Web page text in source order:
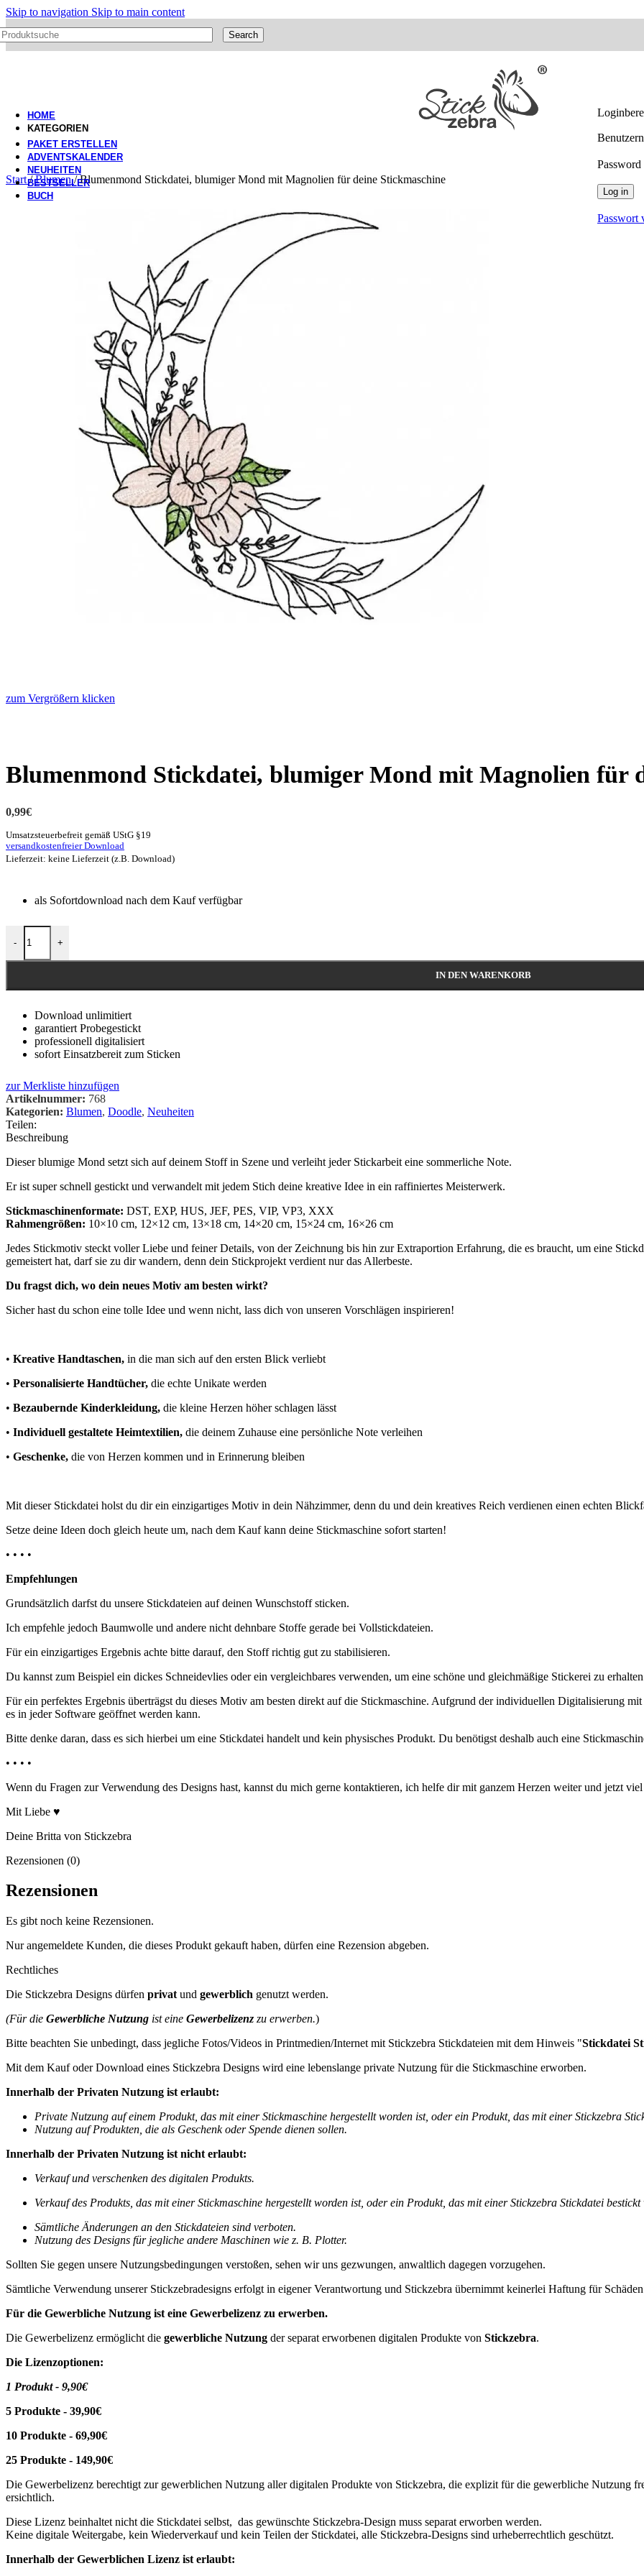
Skip to navigation Skip to main content
Search
HOME
KATEGORIEN
PAKET ERSTELLEN
ADVENTSKALENDER
NEUHEITEN
BESTSELLER
BUCH
Password
Log in
Passwort
Start/ Blumen/ Blumenmond Stickdatei, blumiger Mond mit Magnolien für deine Stickmaschine
zum Vergrößern klicken
Blumenmond Stickdatei, blumiger Mond mit Magnolien für
0,99€
Umsatzsteuerbefreit gemäß UStG §19
versandkostenfreier Download
Lieferzeit: keine Lieferzeit (z.B. Download)
als Sofortdownload nach dem Kauf verfügbar
- +
IN DEN WARENKORB
Download unlimitiert
garantiert Probegestickt
professionell digitalisiert
sofort Einsatzbereit zum Sticken
zur Merkliste hinzufügen
Artikelnummer: 768
Kategorien: Blumen, Doodle, Neuheiten
Teilen:
Beschreibung
Dieser blumige Mond setzt sich auf deinem Stoff in Szene und verleiht jeder Stickarbeit eine sommerliche Note.
Er ist super schnell gestickt und verwandelt mit jedem Stich deine kreative Idee in ein raffiniertes Meisterwerk.
Stickmaschinenformate: DST, EXP, HUS, JEF, PES, VIP, VP3, XXX
Rahmengrößen: 10×10 cm, 12×12 cm, 13×18 cm, 14×20 cm, 15×24 cm, 16×26 cm
Jedes Stickmotiv steckt voller Liebe und feiner Details, von der Zeichnung bis hin zur Extraportion Erfahrung, die es braucht, um eine
gemeistert hat, darf sie zu dir wandern, denn dein Stickprojekt verdient nur das Allerbeste.
Du fragst dich, wo dein neues Motiv am besten wirkt?
Sicher hast du schon eine tolle Idee und wenn nicht, lass dich von unseren Vorschlägen inspirieren!
• Kreative Handtaschen, in die man sich auf den ersten Blick verliebt
• Personalisierte Handtücher, die echte Unikate werden
• Bezaubernde Kinderkleidung, die kleine Herzen höher schlagen lässt
• Individuell gestaltete Heimtextilien, die deinem Zuhause eine persönliche Note verleihen
• Geschenke, die von Herzen kommen und in Erinnerung bleiben
Mit dieser Stickdatei holst du dir ein einzigartiges Motiv in dein Nähzimmer, denn du und dein kreatives Reich verdienen einen echten
Setze deine Ideen doch gleich heute um, nach dem Kauf kann deine Stickmaschine sofort starten!
• • • •
Empfehlungen
Grundsätzlich darfst du unsere Stickdateien auf deinen Wunschstoff sticken.
Ich empfehle jedoch Baumwolle und andere nicht dehnbare Stoffe gerade bei Vollstickdateien.
Für ein einzigartiges Ergebnis achte bitte darauf, den Stoff richtig gut zu stabilisieren.
Du kannst zum Beispiel ein dickes Schneidevlies oder ein vergleichbares verwenden, um eine schöne und gleichmäßige Stickerei zu
Für ein perfektes Ergebnis überträgst du dieses Motiv am besten direkt auf die Stickmaschine. Aufgrund der individuellen Digitalisierung
es in jeder Software geöffnet werden kann.
Bitte denke daran, dass es sich hierbei um eine Stickdatei handelt und kein physisches Produkt. Du benötigst deshalb auch eine
• • • •
Wenn du Fragen zur Verwendung des Designs hast, kannst du mich gerne kontaktieren, ich helfe dir mit ganzem Herzen weiter und jetzt
Mit Liebe ♥
Deine Britta von Stickzebra
Rezensionen (0)
Rezensionen
Es gibt noch keine Rezensionen.
Nur angemeldete Kunden, die dieses Produkt gekauft haben, dürfen eine Rezension abgeben.
Rechtliches
Die Stickzebra Designs dürfen privat und gewerblich genutzt werden.
(Für die Gewerbliche Nutzung ist eine Gewerbelizenz zu erwerben.)
Bitte beachten Sie unbedingt, dass jegliche Fotos/Videos in Printmedien/Internet mit Stickzebra Stickdateien mit dem Hinweis "Stickdatei
Mit dem Kauf oder Download eines Stickzebra Designs wird eine lebenslange private Nutzung für die Stickmaschine erworben.
Innerhalb der Privaten Nutzung ist erlaubt:
Private Nutzung auf einem Produkt, das mit einer Stickmaschine hergestellt worden ist, oder ein Produkt, das mit einer Stickzebra
Nutzung auf Produkten, die als Geschenk oder Spende dienen sollen.
Innerhalb der Privaten Nutzung ist nicht erlaubt:
Verkauf und verschenken des digitalen Produkts.
Verkauf des Produkts, das mit einer Stickmaschine hergestellt worden ist, oder ein Produkt, das mit einer Stickzebra Stickdatei bestickt
Sämtliche Änderungen an den Stickdateien sind verboten.
Nutzung des Designs für jegliche andere Maschinen wie z. B. Plotter.
Sollten Sie gegen unsere Nutzungsbedingungen verstoßen, sehen wir uns gezwungen, anwaltlich dagegen vorzugehen.
Sämtliche Verwendung unserer Stickzebradesigns erfolgt in eigener Verantwortung und Stickzebra übernimmt keinerlei Haftung für
Für die Gewerbliche Nutzung ist eine Gewerbelizenz zu erwerben.
Die Gewerbelizenz ermöglicht die gewerbliche Nutzung der separat erworbenen digitalen Produkte von Stickzebra.
Die Lizenzoptionen:
1 Produkt - 9,90€
5 Produkte - 39,90€
10 Produkte - 69,90€
25 Produkte - 149,90€
Die Gewerbelizenz berechtigt zur gewerblichen Nutzung aller digitalen Produkte von Stickzebra, die explizit für die gewerbliche Nutzung
ersichtlich.
Diese Lizenz beinhaltet nicht die Stickdatei selbst, das gewünschte Stickzebra-Design muss separat erworben werden.
Keine digitale Weitergabe, kein Wiederverkauf und kein Teilen der Stickdatei, alle Stickzebra-Designs sind urheberrechtlich geschützt.
Innerhalb der Gewerblichen Lizenz ist erlaubt: